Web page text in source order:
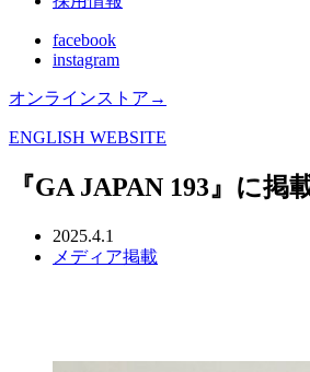
facebook
instagram
オンラインストア →
ENGLISH WEBSITE
『GA JAPAN 193』に掲
2025.4.1
メディア掲載